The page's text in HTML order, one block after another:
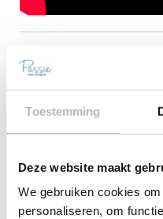
Toestemming
Deze website maakt
We gebruiken cookies
personaliseren, om
Deel
Het